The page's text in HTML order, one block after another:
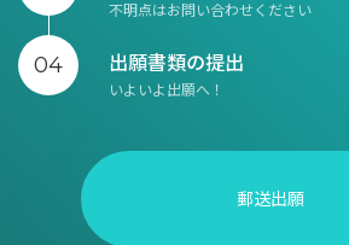
不明点はお問い合わせください
出願書類の提出
いよいよ出願へ！
郵送出願